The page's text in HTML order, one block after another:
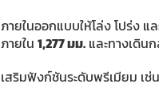
ภายในออกแบบให้โล่ง โปร่ง แ
ภายใน 1,277 มม. และทางเดิน
เสริมฟังก์ชันระดับพรีเมียม เช่น